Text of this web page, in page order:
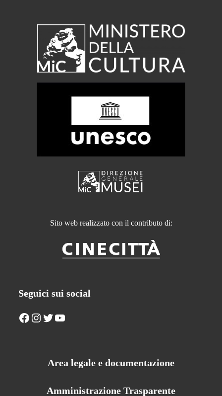
Sito web realizzato con il contributo di:
Seguici sui social
Facebook Instagram Twitter YouTube
Area legale e documentazione
Amministrazione Trasparente